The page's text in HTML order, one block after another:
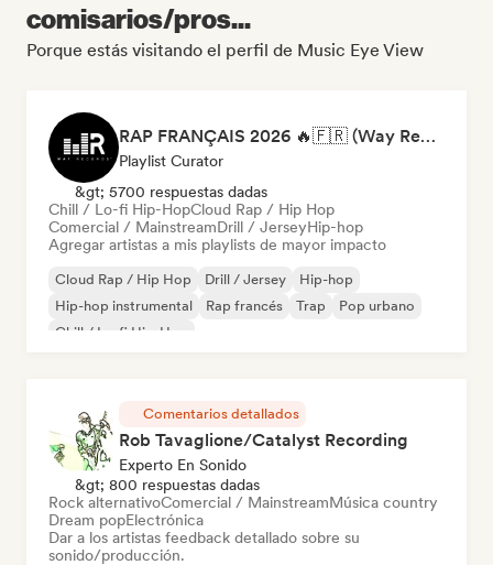
comisarios/pros...
Porque estás visitando el perfil de Music Eye View
RAP FRANÇAIS 2026 🔥🇫🇷 (Way Records)
Playlist Curator
&gt; 5700 respuestas dadas
Chill / Lo-fi Hip-HopCloud Rap / Hip Hop
Comercial / MainstreamDrill / JerseyHip-hop
Agregar artistas a mis playlists de mayor impacto
Cloud Rap / Hip Hop Drill / Jersey
Hip-hop
Hip-hop instrumental
Rap francés Trap
Pop urbano
Chill / Lo-fi Hip-Hop
Comentarios detallados
Rob Tavaglione/Catalyst Recording
Experto En Sonido
&gt; 800 respuestas dadas
Rock alternativoComercial / MainstreamMúsica country
Dream popElectrónica
Dar a los artistas feedback detallado sobre su
sonido/producción.